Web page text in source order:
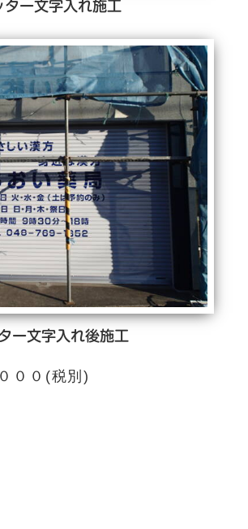
ー文字入れ施工
ー文字入れ後施工
００(税別)